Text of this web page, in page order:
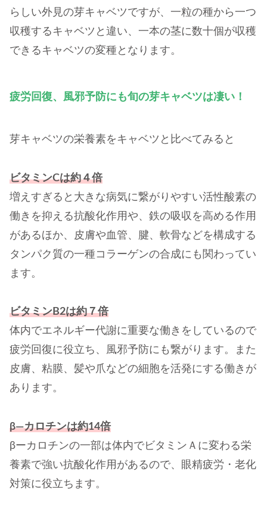
らしい外見の芽キャベツですが、一粒の種から一つ
収穫するキャベツと違い、一本の茎に数十個が収穫
できるキャベツの変種となります。
疲労回復、風邪予防にも旬の芽キャベツは凄い！
芽キャベツの栄養素をキャベツと比べてみると
ビタミンCは約４倍
増えすぎると大きな病気に繋がりやすい活性酸素の
働きを抑える抗酸化作用や、鉄の吸収を高める作用
があるほか、皮膚や血管、腱、軟骨などを構成する
タンパク質の一種コラーゲンの合成にも関わってい
ます。
ビタミンB2は約７倍
体内でエネルギー代謝に重要な働きをしているので
疲労回復に役立ち、風邪予防にも繋がります。また
皮膚、粘膜、髪や爪などの細胞を活発にする働きが
あります。
β―カロチンは約14倍
βーカロチンの一部は体内でビタミンＡに変わる栄
養素で強い抗酸化作用があるので、眼精疲労・老化
対策に役立ちます。